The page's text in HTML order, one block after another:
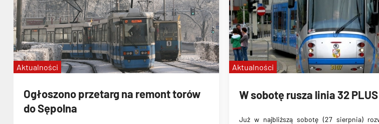
Ogłoszono przetarg na remont torów
do Sępolna
Aktualności
W sobotę rusza linia 32 PLUS
Już w najbliższą sobotę (27 sierpnia)
Aktualności